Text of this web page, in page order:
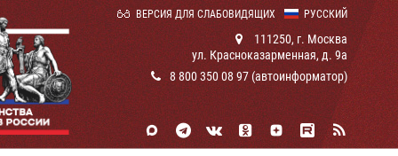
РУССКИЙ
ВЕРСИЯ ДЛЯ СЛАБОВИДЯЩИХ
111250, г. Москва
ул. Красноказарменная, д. 9а
8 800 350 08 97 (автоинформатор)